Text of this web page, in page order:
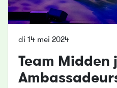
di 14 mei 2024
Team Midden